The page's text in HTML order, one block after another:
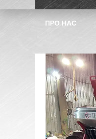
ПРО НАС